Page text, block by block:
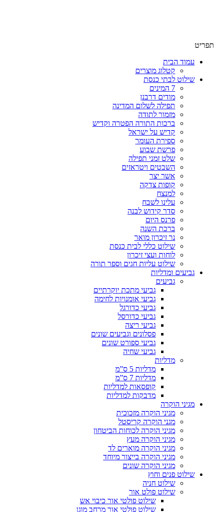
תפריט
עמוד הבית
קטלוג מוצרים
שילוט לבתי כנסת
7 המינים
מודים דרבנן
תפילה לשלום המדינה
מזמור לתודה
ברכות התורה הפטרה וקדיש
קדיש על ישראל
ספירת העומר
פרשת שבוע
שלט זמני תפילה
השבטים ויטראזים
אשר יצר
קופות צדקה
למנצח
עלינו לשבח
סדר קידוש לבנה
פרנס היום
ברכת השנה
נר זיכרון מואר
שילוט כללי לבית כנסת
לוחות ועצי זיכרון
שילוט עליות חגים וספר תורה
גביעים ומדליות
גביעים
גביעי מתכת יוקרתיים
גביעי אומנויות לחימה
גביעי כדורגל
גביעי כדורסל
גביעי ריצה
פסלונים וגביעים שונים
גביעי ספורט שונים
גביעי שחיה
מדליות
מדליות 5 ס”מ
מדליות 7 ס”מ
קופסאות למדליות
מדבקות למדליות
מגיני הוקרה
מגיני הוקרה מזכוכית
מגני הוקרה קריסטל
מגיני הוקרה לכוחות הביטחון
מגיני הוקרה מעץ
מגיני הוקרה מוארים לד
מגיני הוקרה בייצור מיוחד
מגיני הוקרה שונים
שילוט פנים וחוץ
שילוט חניה
שילוט פולט אור
שילוט פולטי אור כיבוי אש
שילוט פולטי אור מרחב מוגן